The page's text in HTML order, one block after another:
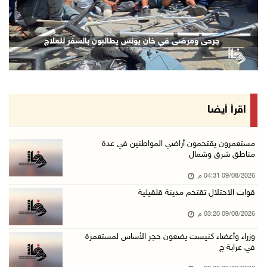
09/آب/2026 03:49 م
أبو زيد يبحث مع مدير عام المعهد المصرفي التعا ...
09/آب/2026 03:48 م
قوات الاحتلال تقتحم مدينة قلقيلية
رئيس البرلمان العربي يعزي بوفاة السفير اللوح: ...
لجنة الانتخابات تبدأ تدريب طواقمها استعدادا ل ...
فتوح ينعى سفير فلسطين لدى مصر القائد الوطني د ...
09/آب/2026 02:54 م
الرئيس يستقبل رئيسة وأعضاء مجلس بلدي نابلس وي ...
09/آب/2026 02:30 م
وزراء وأعضاء كنيست يضعون حجر الأساس لمستعمرة ...
جرحى ومرضى في خان يونس يطالبون بالسفر للعلاج
اقرأ أيضا
مستعمرون يقتحمون أراضي المواطنين في عدة
مناطق شرق وشمال
09/08/2026 04:31 م
قوات الاحتلال تقتحم مدينة قلقيلية
09/08/2026 03:20 م
وزراء وأعضاء كنيست يضعون حجر الأساس لمستعمرة
في عرابة ج